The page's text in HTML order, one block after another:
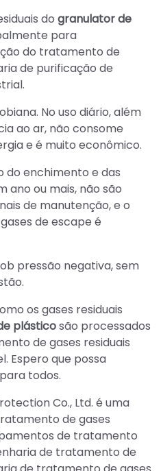
do granulator de
para
do tratamento de
de purificação de
No uso diário, além
ao ar, não consome
e é muito econômico.
do enchimento e das
ano ou mais, não são
de manutenção, e o
de escape é
pressão negativa, sem
os gases residuais
plásticosão processados
de gases residuais
Espero que possa
todos.
Co., Ltd. é uma
de gases
de tratamento
de tratamento de